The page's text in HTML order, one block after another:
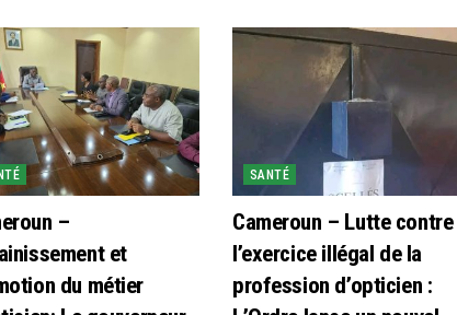
–
et
du métier
SANTÉ
Cameroun – Lutte contre
l’exercice illégal de la
profession d’opticien :